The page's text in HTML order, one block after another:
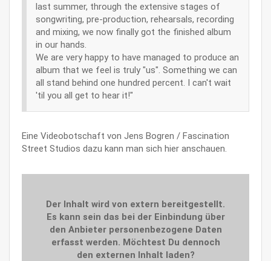
last summer, through the extensive stages of
songwriting, pre-production, rehearsals, recording
and mixing, we now finally got the finished album
in our hands.
We are very happy to have managed to produce an
album that we feel is truly "us". Something we can
all stand behind one hundred percent. I can't wait
'til you all get to hear it!"
Eine Videobotschaft von Jens Bogren / Fascination
Street Studios dazu kann man sich hier anschauen.
Der Inhalt wird von extern bereitgestellt.
Es kann sein das bei der Einbindung über
den Anbieter personenbezogene Daten
erfasst werden. Möchtest Du dennoch
den externen Inhalt laden?